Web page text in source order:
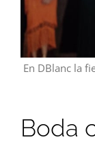
En DBlanc la
Boda